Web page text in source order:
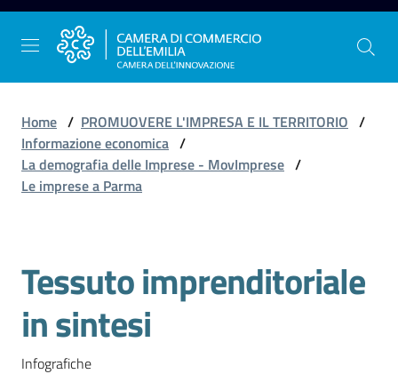
Vai al contenuto
Vai alla navigazione
Vai al footer
La
Camera
Gestire
l'impresa
Home / PROMUOVERE L'IMPRESA E IL TERRITORIO /
Informazione economica /
La demografia delle Imprese - MovImprese /
Le imprese a Parma
Salta al contenuto
Tessuto imprenditoriale
in sintesi
Infografiche